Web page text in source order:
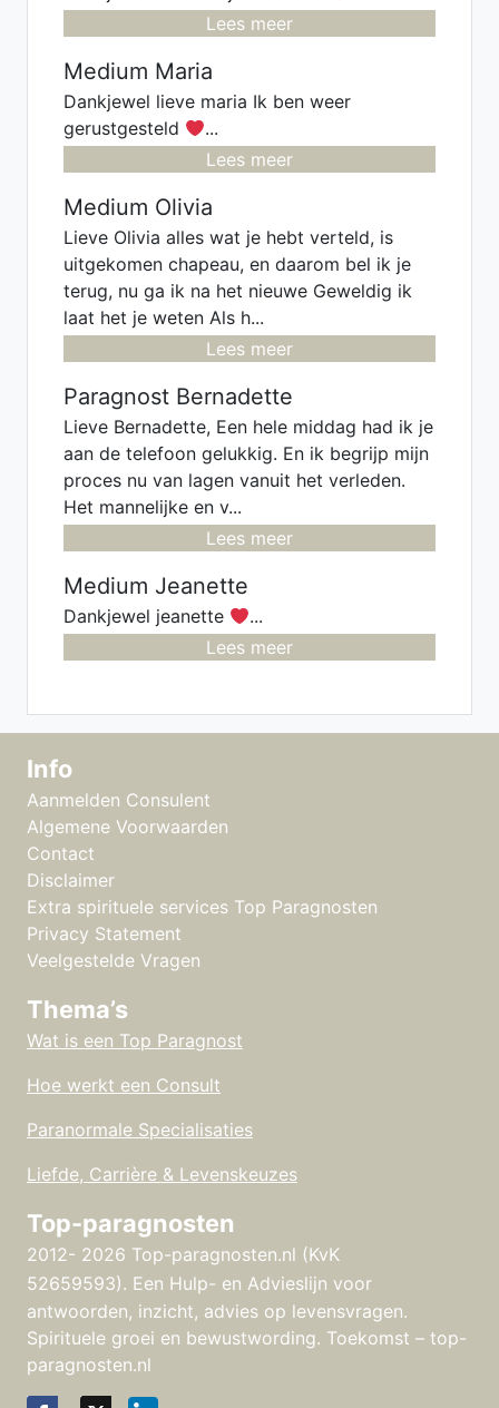
Lees meer
Medium Maria
Dankjewel lieve maria Ik ben weer
gerustgesteld
...
Lees meer
Medium Olivia
Lieve Olivia alles wat je hebt verteld, is
uitgekomen chapeau, en daarom bel ik je
terug, nu ga ik na het nieuwe Geweldig ik
laat het je weten Als h...
Lees meer
Paragnost Bernadette
Lieve Bernadette, Een hele middag had ik je
aan de telefoon gelukkig. En ik begrijp mijn
proces nu van lagen vanuit het verleden.
Het mannelijke en v...
Lees meer
Medium Jeanette
Dankjewel jeanette
...
Lees meer
Info
Aanmelden Consulent
Algemene Voorwaarden
Contact
Disclaimer
Extra spirituele services Top Paragnosten
Privacy Statement
Veelgestelde Vragen
Thema’s
Wat is een Top Paragnost
Hoe werkt een Consult
Paranormale Specialisaties
Liefde, Carrière & Levenskeuzes
Top-paragnosten
2012- 2026 Top-paragnosten.nl (KvK
52659593). Een Hulp- en Advieslijn voor
antwoorden, inzicht, advies op levensvragen.
Spirituele groei en bewustwording. Toekomst – top-
paragnosten.nl